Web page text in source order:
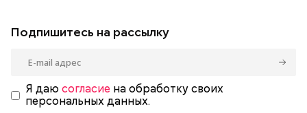
Подпишитесь на рассылку
Я даю согласие на обработку своих
персональных данных.